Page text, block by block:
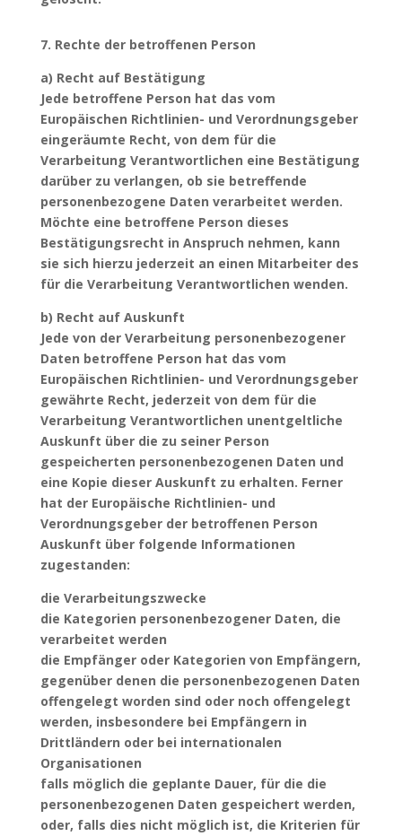
7. Rechte der betroffenen Person
a) Recht auf Bestätigung
Jede betroffene Person hat das vom
Europäischen Richtlinien- und Verordnungsgeber
eingeräumte Recht, von dem für die
Verarbeitung Verantwortlichen eine Bestätigung
darüber zu verlangen, ob sie betreffende
personenbezogene Daten verarbeitet werden.
Möchte eine betroffene Person dieses
Bestätigungsrecht in Anspruch nehmen, kann
sie sich hierzu jederzeit an einen Mitarbeiter des
für die Verarbeitung Verantwortlichen wenden.
b) Recht auf Auskunft
Jede von der Verarbeitung personenbezogener
Daten betroffene Person hat das vom
Europäischen Richtlinien- und Verordnungsgeber
gewährte Recht, jederzeit von dem für die
Verarbeitung Verantwortlichen unentgeltliche
Auskunft über die zu seiner Person
gespeicherten personenbezogenen Daten und
eine Kopie dieser Auskunft zu erhalten. Ferner
hat der Europäische Richtlinien- und
Verordnungsgeber der betroffenen Person
Auskunft über folgende Informationen
zugestanden:
die Verarbeitungszwecke
die Kategorien personenbezogener Daten, die
verarbeitet werden
die Empfänger oder Kategorien von Empfängern,
gegenüber denen die personenbezogenen Daten
offengelegt worden sind oder noch offengelegt
werden, insbesondere bei Empfängern in
Drittländern oder bei internationalen
Organisationen
falls möglich die geplante Dauer, für die die
personenbezogenen Daten gespeichert werden,
oder, falls dies nicht möglich ist, die Kriterien für